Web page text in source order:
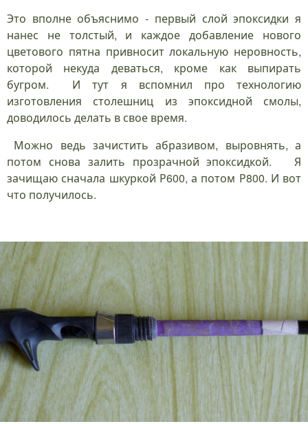
Это вполне объяснимо - первый слой эпоксидки я
нанес не толстый, и каждое добавление нового
цветового пятна привносит локальную неровность,
которой некуда деваться, кроме как выпирать
бугром. И тут я вспомнил про технологию
изготовления столешниц из эпоксидной смолы,
доводилось делать в свое время.
Можно ведь зачистить абразивом, выровнять, а
потом снова залить прозрачной эпоксидкой. Я
зачищаю сначала шкуркой Р600, а потом Р800. И вот
что получилось.